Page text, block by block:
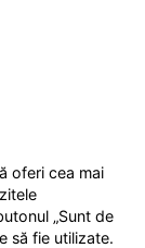
oferi cea mai
„Sunt de
să fie utilizate.